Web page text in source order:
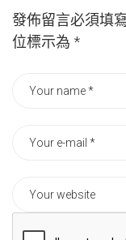
發佈留言必須填
位標示為 *